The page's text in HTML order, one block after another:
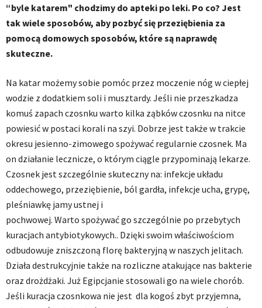
“byle katarem" chodzimy do apteki po leki. Po co? Jest
tak wiele sposobów, aby pozbyć się przeziębienia za
pomocą domowych sposobów, które są naprawdę
skuteczne.
Na katar możemy sobie pomóc przez moczenie nóg w ciepłej
wodzie z dodatkiem soli i musztardy. Jeśli nie przeszkadza
komuś zapach czosnku warto kilka ząbków czosnku na nitce
powiesić w postaci korali na szyi. Dobrze jest także w trakcie
okresu jesienno-zimowego spożywać regularnie czosnek. Ma
on działanie lecznicze, o którym ciągle przypominają lekarze.
Czosnek jest szczególnie skuteczny na: infekcje układu
oddechowego, przeziębienie, ból gardła, infekcje ucha, grypę,
pleśniawkę jamy ustnej i
pochwowej. Warto spożywać go szczególnie po przebytych
kuracjach antybiotykowych.. Dzięki swoim właściwościom
odbudowuje zniszczoną florę bakteryjną w naszych jelitach.
Działa destrukcyjnie także na rozliczne atakujące nas bakterie
oraz drożdżaki. Już Egipcjanie stosowali go na wiele chorób.
Jeśli kuracja czosnkowa nie jest dla kogoś zbyt przyjemna,